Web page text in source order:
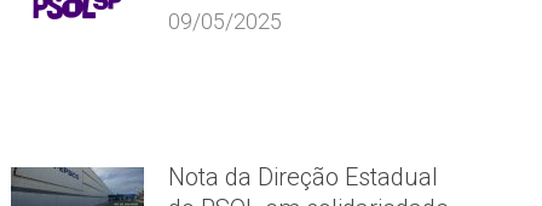
09/05/2025
Nota da Direção Estadual